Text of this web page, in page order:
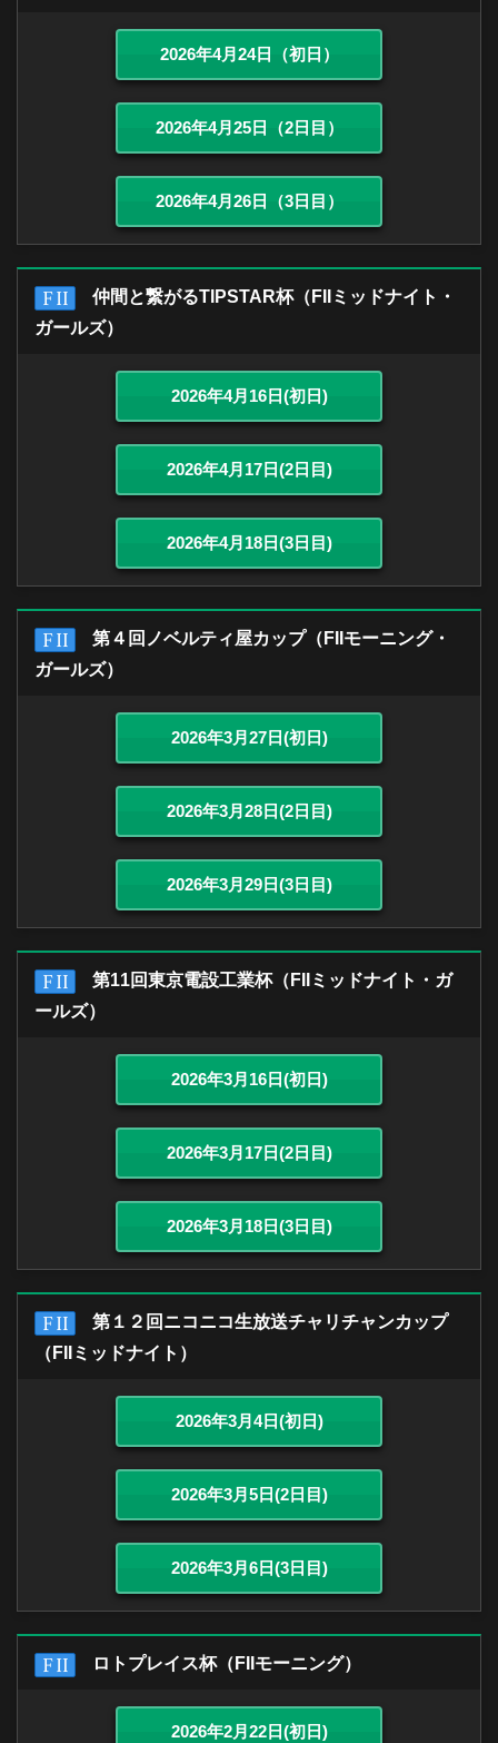
2026年4月24日（初日）
2026年4月25日（2日目）
2026年4月26日（3日目）
仲間と繋がるTIPSTAR杯（FIIミッドナイト・
ガールズ）
2026年4月16日(初日)
2026年4月17日(2日目)
2026年4月18日(3日目)
第４回ノベルティ屋カップ（FIIモーニング・
ガールズ）
2026年3月27日(初日)
2026年3月28日(2日目)
2026年3月29日(3日目)
第11回東京電設工業杯（FIIミッドナイト・ガ
ールズ）
2026年3月16日(初日)
2026年3月17日(2日目)
2026年3月18日(3日目)
第１２回ニコニコ生放送チャリチャンカップ
（FIIミッドナイト）
2026年3月4日(初日)
2026年3月5日(2日目)
2026年3月6日(3日目)
ロトプレイス杯（FIIモーニング）
2026年2月22日(初日)